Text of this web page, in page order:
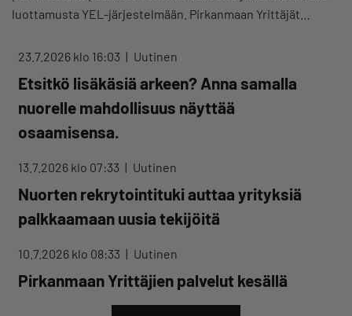
luottamusta YEL-järjestelmään. Pirkanmaan Yrittäjät…
23.7.2026 klo 16:03 Uutinen
Etsitkö lisäkäsiä arkeen? Anna samalla
nuorelle mahdollisuus näyttää
osaamisensa.
13.7.2026 klo 07:33 Uutinen
Nuorten rekrytointituki auttaa yrityksiä
palkkaamaan uusia tekijöitä
10.7.2026 klo 08:33 Uutinen
Pirkanmaan Yrittäjien palvelut kesällä